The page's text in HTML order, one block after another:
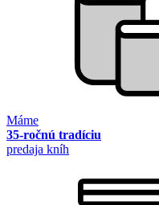
Máme
35-ročnú tradíciu
predaja kníh